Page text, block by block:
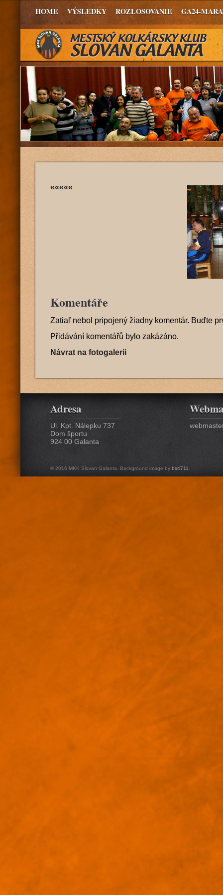
HOME VÝSLEDKY ROZLOSOVANIE GA24-
«««««
Komentáře
Zatiaľ nebol pripojený žiadny komentár. Buďte
Přidávání komentářů bylo zakázáno.
Návrat na fotogalerii
Adresa
Ul. Kpt. Nálepku 737
Dom športu
924 00 Galanta
© 2016 MKK Slovan Galanta. Background image by bs4711